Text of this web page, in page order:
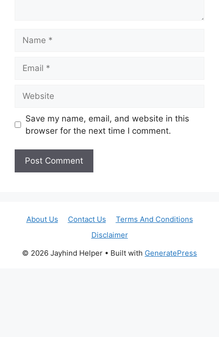
Save my name, email, and website in this
browser for the next time I comment.
About Us Contact Us
Terms And Conditions
Disclaimer
© 2026 Jayhind Helper • Built with GeneratePress